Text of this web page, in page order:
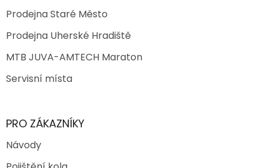
Prodejna Staré Město
Prodejna Uherské Hradiště
MTB JUVA-AMTECH Maraton
Servisní místa
PRO ZÁKAZNÍKY
Návody